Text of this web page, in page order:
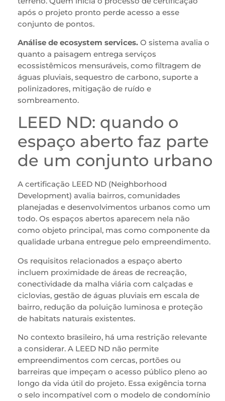
após o projeto pronto perde acesso a esse
conjunto de pontos.
Análise de ecosystem services. O sistema avalia o
quanto a paisagem entrega serviços
ecossistêmicos mensuráveis, como filtragem de
águas pluviais, sequestro de carbono, suporte a
polinizadores, mitigação de ruído e
sombreamento.
LEED ND: quando o
espaço aberto faz parte
de um conjunto urbano
A certificação LEED ND (Neighborhood
Development) avalia bairros, comunidades
planejadas e desenvolvimentos urbanos como um
todo. Os espaços abertos aparecem nela não
como objeto principal, mas como componente da
qualidade urbana entregue pelo empreendimento.
Os requisitos relacionados a espaço aberto
incluem proximidade de áreas de recreação,
conectividade da malha viária com calçadas e
ciclovias, gestão de águas pluviais em escala de
bairro, redução da poluição luminosa e proteção
de habitats naturais existentes.
No contexto brasileiro, há uma restrição relevante
a considerar. A LEED ND não permite
empreendimentos com cercas, portões ou
barreiras que impeçam o acesso público pleno ao
longo da vida útil do projeto. Essa exigência torna
o selo incompatível com o modelo de condomínio